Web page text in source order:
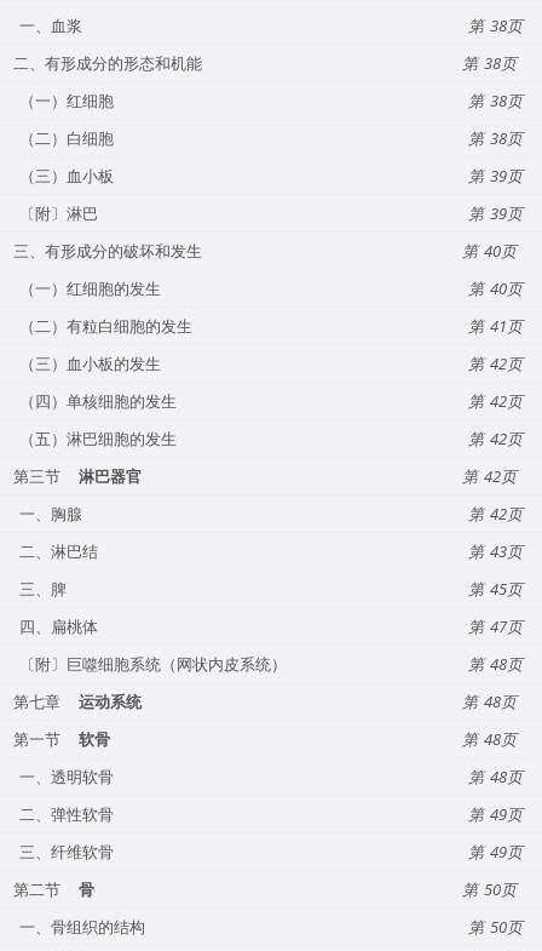
一、血浆
38
二、有形成分的形态和机能
38
（一）红细胞
38
（二）白细胞
38
（三）血小板
39
〔附〕淋巴
39
三、有形成分的破坏和发生
40
（一）红细胞的发生
40
（二）有粒白细胞的发生
41
（三）血小板的发生
42
（四）单核细胞的发生
42
（五）淋巴细胞的发生
42
第三节
淋巴器官
42
一、胸腺
42
二、淋巴结
43
三、脾
45
四、扁桃体
47
〔附〕巨噬细胞系统（网状内皮系统）
48
第七章
运动系统
48
第一节
软骨
48
一、透明软骨
48
二、弹性软骨
49
三、纤维软骨
49
第二节
骨
50
一、骨组织的结构
50